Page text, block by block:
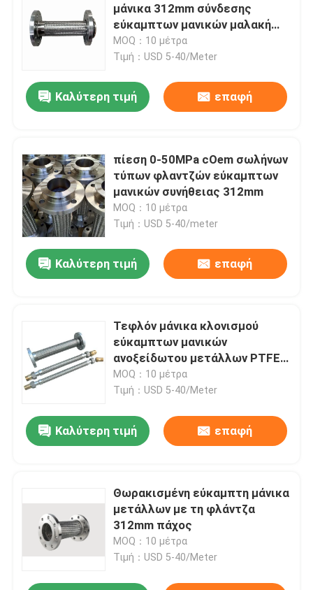
μάνικα 312mm σύνδεσης
εύκαμπτων μανικών μαλακή
πάχος
MOQ：10 μέτρα
Τιμή：USD 5-40/Meter
Καλύτερη τιμή επαφή
πίεση 0-50MPa cOem σωλήνων
τύπων φλαντζών εύκαμπτων
μανικών συνήθειας 312mm
MOQ：10 μέτρα
Τιμή：USD 5-40/meter
Καλύτερη τιμή επαφή
Τεφλόν μάνικα κλονισμού
εύκαμπτων μανικών
ανοξείδωτου μετάλλων PTFE
απορροφώντας
MOQ：10 μέτρα
Τιμή：USD 5-40/Meter
Καλύτερη τιμή επαφή
Θωρακισμένη εύκαμπτη μάνικα
μετάλλων με τη φλάντζα
312mm πάχος
MOQ：10 μέτρα
Τιμή：USD 5-40/Meter